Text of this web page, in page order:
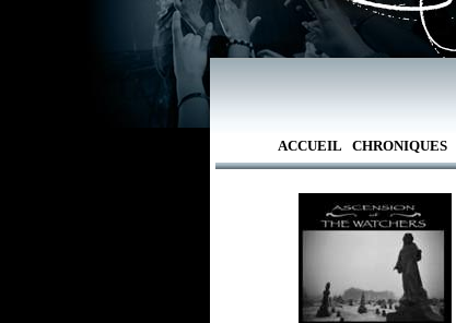
ACCUEIL CHRONIQUES